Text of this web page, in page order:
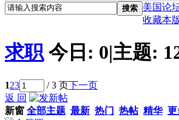
搜索 美国论
收藏本
求职 今日: 0|主题:
123 / 3 页下一页
返 回
新窗 全部主题 最新 热门 热帖 精华 更